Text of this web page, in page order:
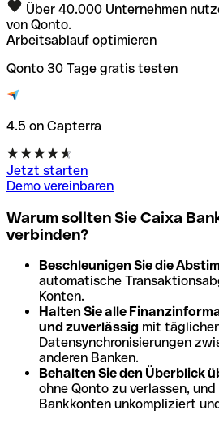
Über 40.000 Unternehmen
von Qonto.
Arbeitsablauf optimieren
Qonto 30 Tage gratis testen
4.5 on Capterra
Jetzt starten
Demo vereinbaren
Warum sollten Sie Caixa
verbinden?
Beschleunigen Sie die
automatische
Konten.
Halten Sie alle
und zuverlässig mit
Datensynchronisierungen
anderen Banken.
Behalten Sie den Überblick
ohne Qonto zu verlassen,
Bankkonten unkompliziert